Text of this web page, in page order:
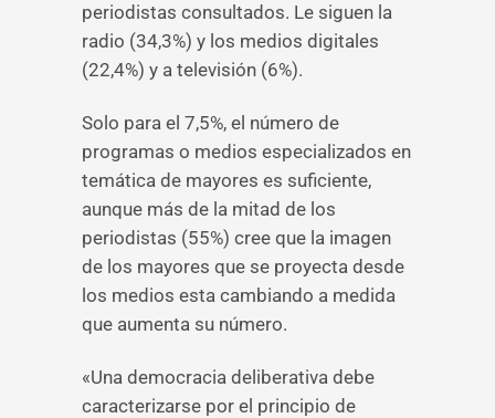
periodistas consultados. Le siguen la
radio (34,3%) y los medios digitales
(22,4%) y a televisión (6%).
Solo para el 7,5%, el número de
programas o medios especializados en
temática de mayores es suficiente,
aunque más de la mitad de los
periodistas (55%) cree que la imagen
de los mayores que se proyecta desde
los medios esta cambiando a medida
que aumenta su número.
«Una democracia deliberativa debe
caracterizarse por el principio de